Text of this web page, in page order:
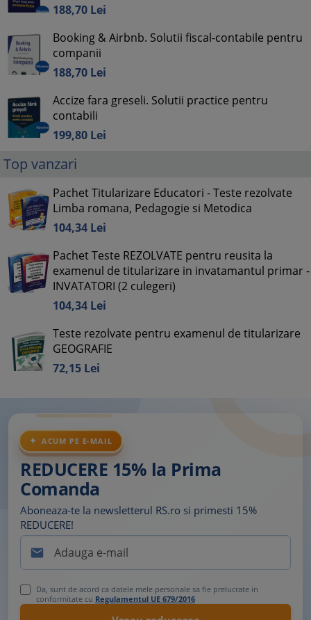
188,70 Lei
Booking & Airbnb. Solutii fiscal-contabile pentru
companii
188,70 Lei
Accize fara greseli. Solutii practice pentru
contabili
199,80 Lei
Top vanzari
Pachet Titularizare Educatori - Teste rezolvate
Limba romana, Pedagogie si Metodica
104,34 Lei
Pachet Teste REZOLVATE pentru reusita la
examenul de titularizare in invatamantul primar -
INVATATORI (2 culegeri)
104,34 Lei
Teste rezolvate pentru examenul de titularizare
GEOGRAFIE
72,15 Lei
ACUM PE E-MAIL
REDUCERE 15% la Prima
Comanda
Aboneaza-te la newsletterul RS.ro si primesti 15%
REDUCERE!

Da, sunt de acord ca datele mele personale sa fie prelucrate in
conformitate cu Regulamentul UE 679/2016